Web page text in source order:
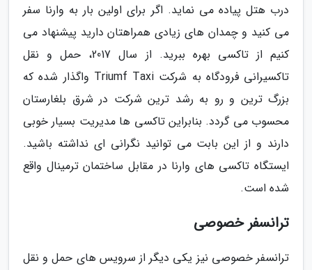
درب هتل پیاده می نماید. اگر برای اولین بار به وارنا سفر
می کنید و چمدان های زیادی همراهتان دارید پیشنهاد می
کنیم از تاکسی بهره ببرید. از سال 2017، حمل و نقل
تاکسیرانی فرودگاه به شرکت Triumf Taxi واگذار شده که
بزرگ ترین و رو به رشد ترین شرکت در شرق بلغارستان
محسوب می گردد. بنابراین تاکسی ها مدیریت بسیار خوبی
دارند و از این بابت می توانید نگرانی ای نداشته باشید.
ایستگاه تاکسی های وارنا در مقابل ساختمان ترمینال واقع
شده است.
ترانسفر خصوصی
ترانسفر خصوصی نیز یکی دیگر از سرویس های حمل و نقل